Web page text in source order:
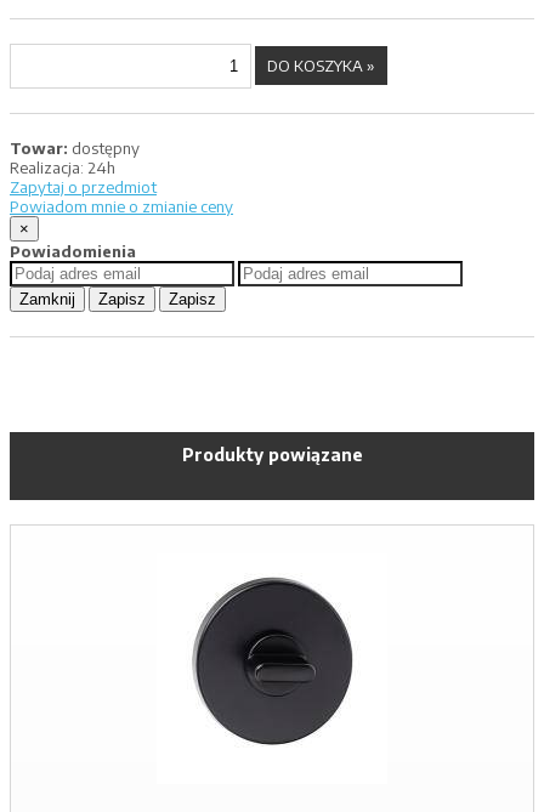
Towar: dostępny
Realizacja: 24h
Zapytaj o przedmiot
Powiadom mnie o zmianie ceny
×
Powiadomienia
Zamknij Zapisz Zapisz
Produkty powiązane